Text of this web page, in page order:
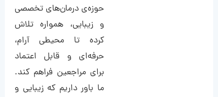
حوزه‌ی درمان‌های تخصصی
و زیبایی، همواره تلاش
کرده تا محیطی آرام،
حرفه‌ای و قابل اعتماد
برای مراجعین فراهم کند.
ما باور داریم که زیبایی و